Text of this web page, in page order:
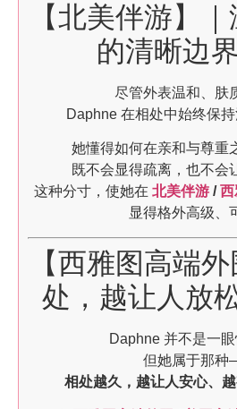
【北美伴游】
的清晰边
尽管外表温和、肤
Daphne 在相处中始终保持
她懂得如何在亲和与尊重
既不会显得疏离，也不会
这种分寸，使她在 北美伴游 /
显得格外高级、
【西雅图高端
处，越让人放
Daphne 并不是一眼
但她属于那
相处越久，越让人安心、越